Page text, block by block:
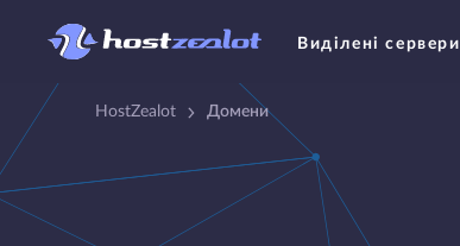
Виділені сервери
HostZealot Домени